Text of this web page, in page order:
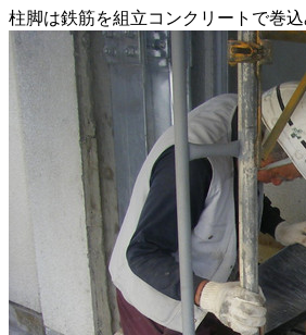
柱脚は鉄筋を組立コンクリートで巻込